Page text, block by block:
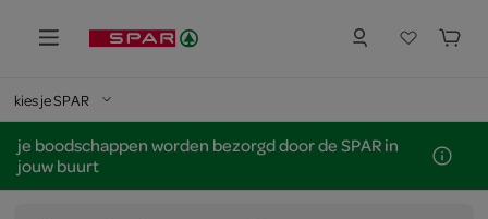
kies je SPAR
je boodschappen worden bezorgd door de SPAR in
jouw buurt